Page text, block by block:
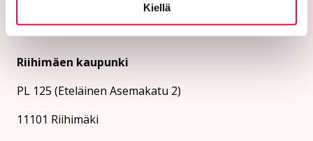
Kiellä
Riihimäen kaupunki
PL 125 (Eteläinen Asemakatu 2)
11101 Riihimäki